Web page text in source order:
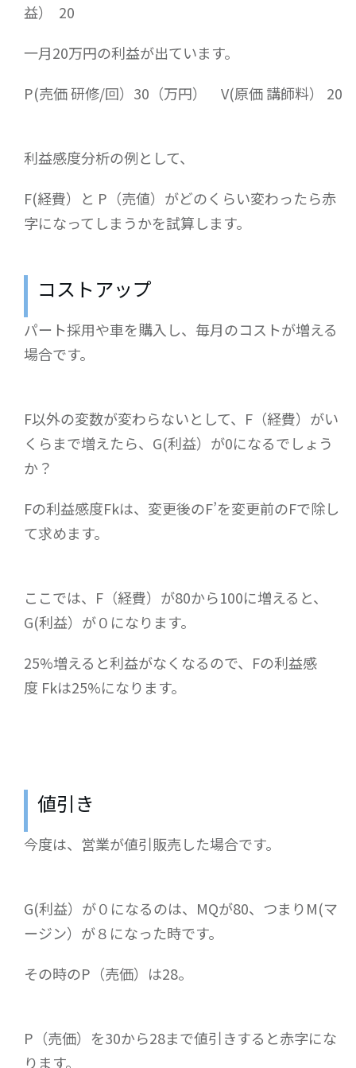
益） 20
一月20万円の利益が出ています。
P(売価 研修/回）30（万円） V(原価 講師料） 20
利益感度分析の例として、
F(経費）と P（売値）がどのくらい変わったら赤
字になってしまうかを試算します。
コストアップ
パート採用や車を購入し、毎月のコストが増える
場合です。
F以外の変数が変わらないとして、F（経費）がい
くらまで増えたら、G(利益）が0になるでしょう
か？
Fの利益感度Fkは、変更後のF’を変更前のFで除し
て求めます。
ここでは、F（経費）が80から100に増えると、
G(利益）が０になります。
25%増えると利益がなくなるので、Fの利益感
度 Fkは25%になります。
値引き
今度は、営業が値引販売した場合です。
G(利益）が０になるのは、MQが80、つまりM(マ
ージン）が８になった時です。
その時のP（売価）は28。
P（売価）を30から28まで値引きすると赤字にな
ります。